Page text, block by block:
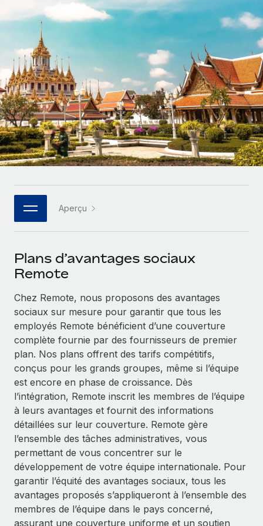
Gestion des freelances
Intégrez et gérez vos freelances partout dans le monde
PEO
Sous-traitez les opérations complexes liées à l’emploi
INFRASTRUCTURE
Intégration Remote
Intégrez vos RH aux flux de travail en toute simplicité
Plateforme
Des fonctions RH clés intégrées pour votre équipe
Connectez n'importe quel outil d’IA à Remote grâce à
notre MCP
Rationalisez vos processus avec des outils essentiels
SERVICES
Demandez aux experts
Recevez des conseils d’experts sur les RH à
l’international et la conformité
Contrôles d’antécédents
Simplifiez vos processus de présélection des
candidats
Remote Watchtower
Gardez un temps d’avance sur les risques en
matière de conformité
Gestion des appareils
Achetez et suivez vos équipements informatiques
dans le monde entier
Comparer Remote
Examinez notre service par rapport aux autres
CROISSANCE
Start-ups
Des solutions agiles et internationales pour les RH et la
paie des entreprises en pleine croissance
Entreprises intermédiaires
Développez vos équipes avec des solutions RH sur
mesure
Entreprise
Les RH à l’international pour les grandes entreprises
Partenaires stratégiques de la tech
Intégrez les RH à l’international de manière flexible
Devenir partenaire
Explorez avec nous vos opportunités de partenariat
Remote Build
Bientôt disponible
Conseil en intégrations et automatisations assistées par
ÉTUDES DE CAS
Comment Weaviate, l'as de l'IA, a développé
ses effectifs de 120 % avec Remote
Weaviate en bref Weaviate crée des infrastructures open
source et AI-first. Sa mission est...
En savoir plus
pays
Calculateur de paiement des freelances
Découvrez les devises disponibles et les vitesses de
paiement pour vos freelances internationaux
APPRENDRE AVEC REMOTE
Recherche et guides
Études de cas
Checklists et modèles
Descriptions de postes
Événements
Données sur les salaires et les talents
Centre de ressources
Obtenir de l’aide
Voir toutes les ressources
BLOG
Paie multipays
EOR et PEO
Gestion des freelances
Nederlands
Français
Deutsch
Español
Italiano
Português (Portugal)
日本語
한국어
Connexion
Aperçu
Plans d’avantages sociaux
Remote
Chez Remote, nous proposons des avantages
sociaux sur mesure pour garantir que tous les
employés Remote bénéficient d’une couverture
complète fournie par des fournisseurs de premier
plan. Nos plans offrent des tarifs compétitifs,
conçus pour les grands groupes, même si l’équipe
est encore en phase de croissance. Dès
l’intégration, Remote inscrit les membres de l’équipe
à leurs avantages et fournit des informations
détaillées sur leur couverture. Remote gère
l’ensemble des tâches administratives, vous
permettant de vous concentrer sur le
développement de votre équipe internationale. Pour
garantir l’équité des avantages sociaux, tous les
avantages proposés s’appliqueront à l’ensemble des
membres de l’équipe dans le pays concerné,
assurant une couverture uniforme et un soutien